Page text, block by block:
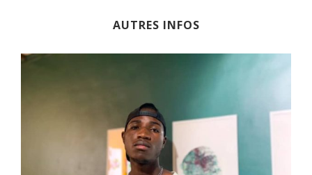
AUTRES INFOS